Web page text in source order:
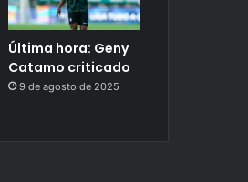
Última hora: Geny
Catamo criticado
9 de agosto de 2025